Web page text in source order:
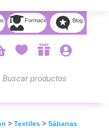
 Formación  Blog
  
> Textiles > Sábanas